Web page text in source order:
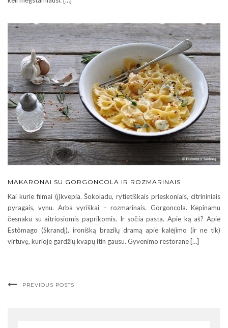
MAKARONAI SU GORGONCOLA IR ROZMARINAIS
Kai kurie filmai (į)kvepia. Šokoladu, rytietiškais prieskoniais, citrininiais
pyragais, vynu. Arba vyriškai – rozmarinais. Gorgoncola. Kepinamu
česnaku su aitriosiomis paprikomis. Ir sočia pasta. Apie ką aš? Apie
Estômago (Skrandį), ironišką brazilų dramą apie kalėjimo (ir ne tik)
virtuvę, kurioje gardžių kvapų itin gausu. Gyvenimo restorane […]
PREVIOUS POSTS